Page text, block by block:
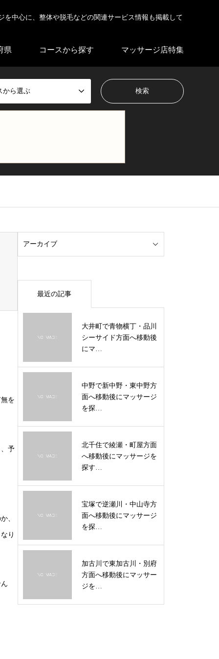
中心に、整体や脱毛などの関連サービス情報も掲載して
県 コースから探す マッサージ店特集
から選ぶ
を
予
、
り
最近の記事
大井町で青物横丁・品川
シーサイド方面へ移動後
にマ…
中野で新中野・東中野方
面へ移動後にマッサージ
を探…
北千住で綾瀬・町屋方面
へ移動後にマッサージを
探す…
宝塚で逆瀬川・中山寺方
面へ移動後にマッサージ
を探…
加古川で東加古川・別府
方面へ移動後にマッサー
ジを…